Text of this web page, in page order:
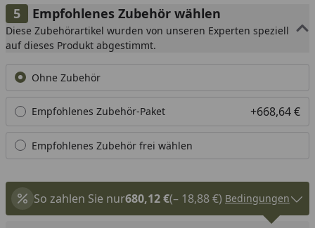
Empfohlenes Zubehör wählen
Diese Zubehörartikel wurden von unseren Experten speziell
auf dieses Produkt abgestimmt.
Ohne Zubehör
Empfohlenes Zubehör-Paket +668,64 €
Empfohlenes Zubehör frei wählen
So zahlen Sie nur680,12 €(– 18,88 €) Bedingungen